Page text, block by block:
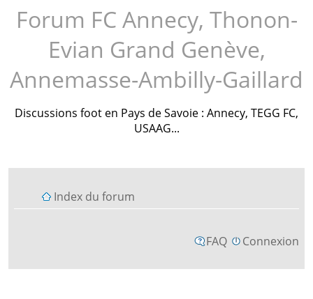
INSTAGRAM
Forum FC Annecy, Thonon-
Evian Grand Genève,
Annemasse-Ambilly-Gaillard
Discussions foot en Pays de Savoie : Annecy, TEGG FC,
USAAG...
Index du forum
FAQ Connexion